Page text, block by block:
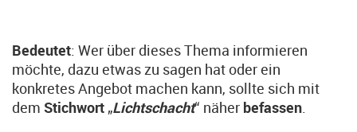
Bedeutet: Wer über dieses Thema informieren
möchte, dazu etwas zu sagen hat oder ein
konkretes Angebot machen kann, sollte sich mit
dem Stichwort „Lichtschacht“ näher befassen.